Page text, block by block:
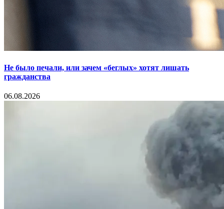
Не было печали, или зачем «беглых» хотят лишать
гражданства
06.08.2026